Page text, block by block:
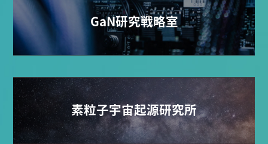
GaN研究戦略室
素粒子宇宙起源研究所